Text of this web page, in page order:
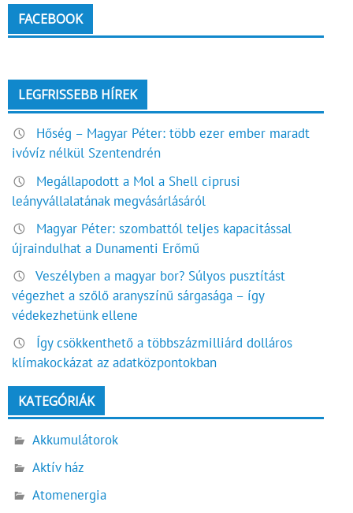
FACEBOOK
LEGFRISSEBB HÍREK
Hőség – Magyar Péter: több ezer ember maradt
ivóvíz nélkül Szentendrén
Megállapodott a Mol a Shell ciprusi
leányvállalatának megvásárlásáról
Magyar Péter: szombattól teljes kapacitással
újraindulhat a Dunamenti Erőmű
Veszélyben a magyar bor? Súlyos pusztítást
végezhet a szőlő aranyszínű sárgasága – így
védekezhetünk ellene
Így csökkenthető a többszázmilliárd dolláros
klímakockázat az adatközpontokban
KATEGÓRIÁK
Akkumulátorok
Aktív ház
Atomenergia